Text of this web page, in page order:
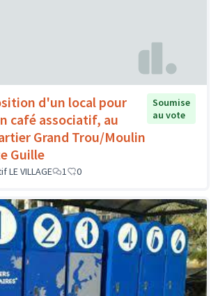
d'un local pour
café associatif, au
Grand Trou/Moulin
Guille
Soumise
au vote
VILLAGE 1 0